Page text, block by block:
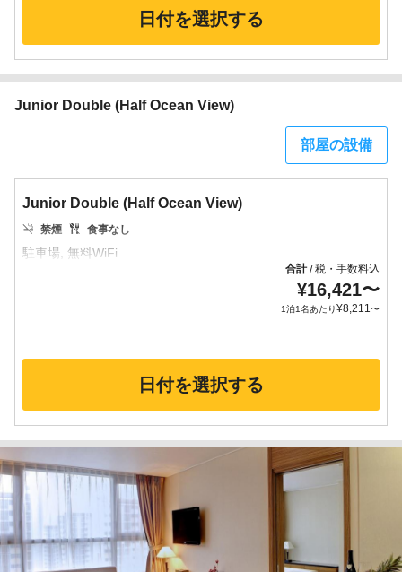
日付を選択する
Junior Double (Half Ocean View)
部屋の設備
Junior Double (Half Ocean View)
禁煙 食事なし
合計/税・手数料込
¥16,421〜
1泊1名あたり¥8,211〜
日付を選択する